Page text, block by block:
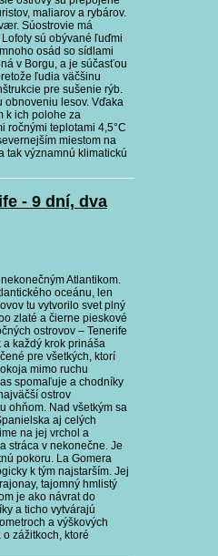
maliarov a rybárov.
Súostrovie má
sú obývané ľuďmi
osád so sídlami
v Borgu, a je súčasťou
ľudia väčšinu
pre sušenie rýb.
obnoveniu lesov. Vďaka
k ich polohe za
ročnými teplotami 4,5°C
miestom na
tak významnú klimatickú
- 9 dní, dva
Atlantikom.
oceánu, len
tu vytvorilo svet plný
zlaté a čierne pieskové
ostrovov – Tenerife
a každý krok prináša
pre všetkých, ktorí
mimo ruchu
spomaľuje a chodníky
ostrov
ohňom. Nad všetkým sa
aj celých
na jej vrchol a
stráca v nekonečne. Je
pokoru. La Gomera
k tým najstarším. Jej
tajomný hmlistý
je ako návrat do
a ticho vytvárajú
a výškových
zážitkoch, ktoré